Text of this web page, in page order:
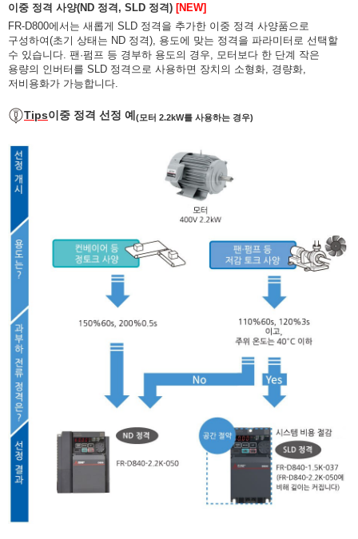
이중 정격 사양(ND 정격, SLD 정격) [NEW]
FR-D800에서는 새롭게 SLD 정격을 추가한 이중 정격 사양품으로
구성하여(초기 상태는 ND 정격), 용도에 맞는 정격을 파라미터로 선택할
수 있습니다. 팬·펌프 등 경부하 용도의 경우, 모터보다 한 단계 작은
용량의 인버터를 SLD 정격으로 사용하면 장치의 소형화, 경량화,
저비용화가 가능합니다.
Tips이중 정격 선정 예 (모터 2.2kW를 사용하는 경우)